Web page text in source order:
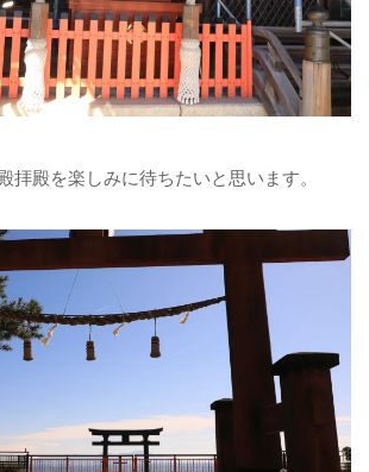
拝殿を楽しみに待ちたいと思います。